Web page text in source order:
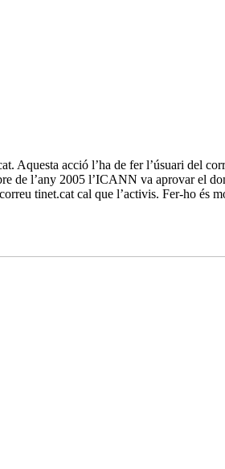
Aquesta acció l’ha de fer l’úsuari del
de l’any 2005 l’ICANN va aprovar el
tinet.cat cal que l’activis. Fer-ho